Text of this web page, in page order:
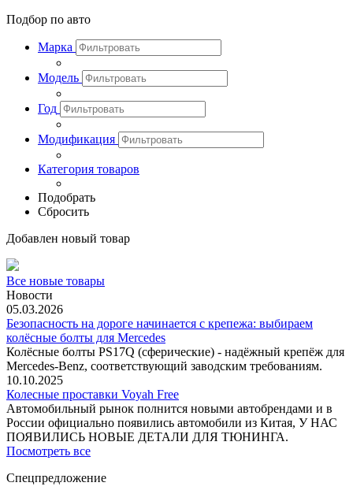
Подбор по авто
Марка
Модель
Год
Модификация
Категория товаров
Подобрать
Сбросить
Добавлен новый товар
Все новые товары
Новости
05.03.2026
Безопасность на дороге начинается с крепежа: выбираем
колёсные болты для Mercedes
Колёсные болты PS17Q (сферические) - надёжный крепёж для
Mercedes‑Benz, соответствующий заводским требованиям.
10.10.2025
Колесные проставки Voyah Free
Автомобильный рынок полнится новыми автобрендами и в
России официально появились автомобили из Китая, У НАС
ПОЯВИЛИСЬ НОВЫЕ ДЕТАЛИ ДЛЯ ТЮНИНГА.
Посмотреть все
Спецпредложение